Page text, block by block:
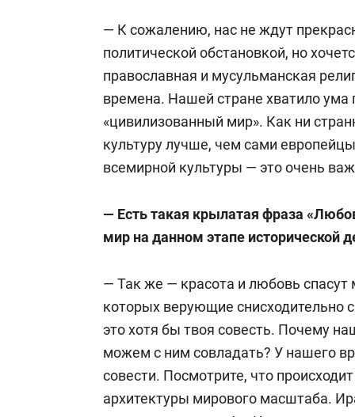
— К сожалению, нас не ждут
политической обстановкой, но
православная и мусульманская
времена. Нашей стране хватило ума
«цивилизованный мир». Как ни
культуру лучше, чем сами
всемирной культуры — это очень
— Есть такая крылатая фраза
мир на данном этапе исторической
— Так же — красота и любовь
которых верующие снисходительно
это хотя бы твоя совесть. Почему
можем с ним совладать? У нашего
совести. Посмотрите, что
архитектуры мирового масштаба.